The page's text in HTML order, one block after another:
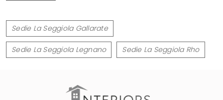
Sedie La Seggiola Gallarate
Sedie La Seggiola Legnano Sedie La Seggiola Rho